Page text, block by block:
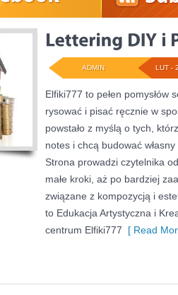
LUT -
ADMIN
Elfiki777 to pełen pomysłów
rysować i pisać ręcznie w
powstało z myślą o tych,
notes i chcą budować
Strona prowadzi czytelnika
małe kroki, aż po bardziej
związane z kompozycją i
to Edukacja Artystyczna i
centrum Elfiki777 [ Read